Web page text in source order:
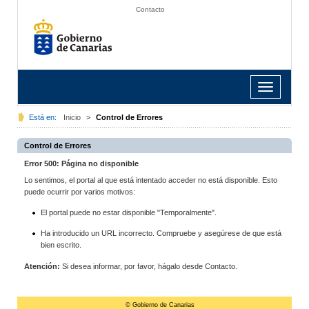
Contacto
Toggle
navigation
Está en: Inicio > Control de Errores
Control de Errores
Error 500: Página no disponible
Lo sentimos, el portal al que está intentado acceder no está disponible. Esto
puede ocurrir por varios motivos:
El portal puede no estar disponible "Temporalmente".
Ha introducido un URL incorrecto. Compruebe y asegúrese de que está
bien escrito.
Atención: Si desea informar, por favor, hágalo desde Contacto.
© Gobierno de Canarias